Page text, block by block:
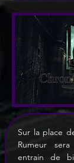
Sur la place
Rumeur
entrain de